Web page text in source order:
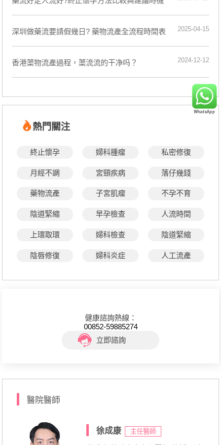
深圳做藥流要請假幾日? 藥物流產全流程時間表 2025-04-15
香港蕖物流產過程，蕖流流的干净吗？ 2024-12-12
熱門關注
終止懷孕 婦科腫瘤 私密修復
月經不調 宮頸疾病 落仔幾錢
藥物流產 子宮肌瘤 不孕不育
陰道緊縮 早孕檢查 人流時間
上環取環 婦科檢查 陰道緊縮
陰唇修復 婦科炎症 人工流產
健康諮詢熱線：
00852-59885274
立即諮詢
醫院醫師
徐成康 主任醫師